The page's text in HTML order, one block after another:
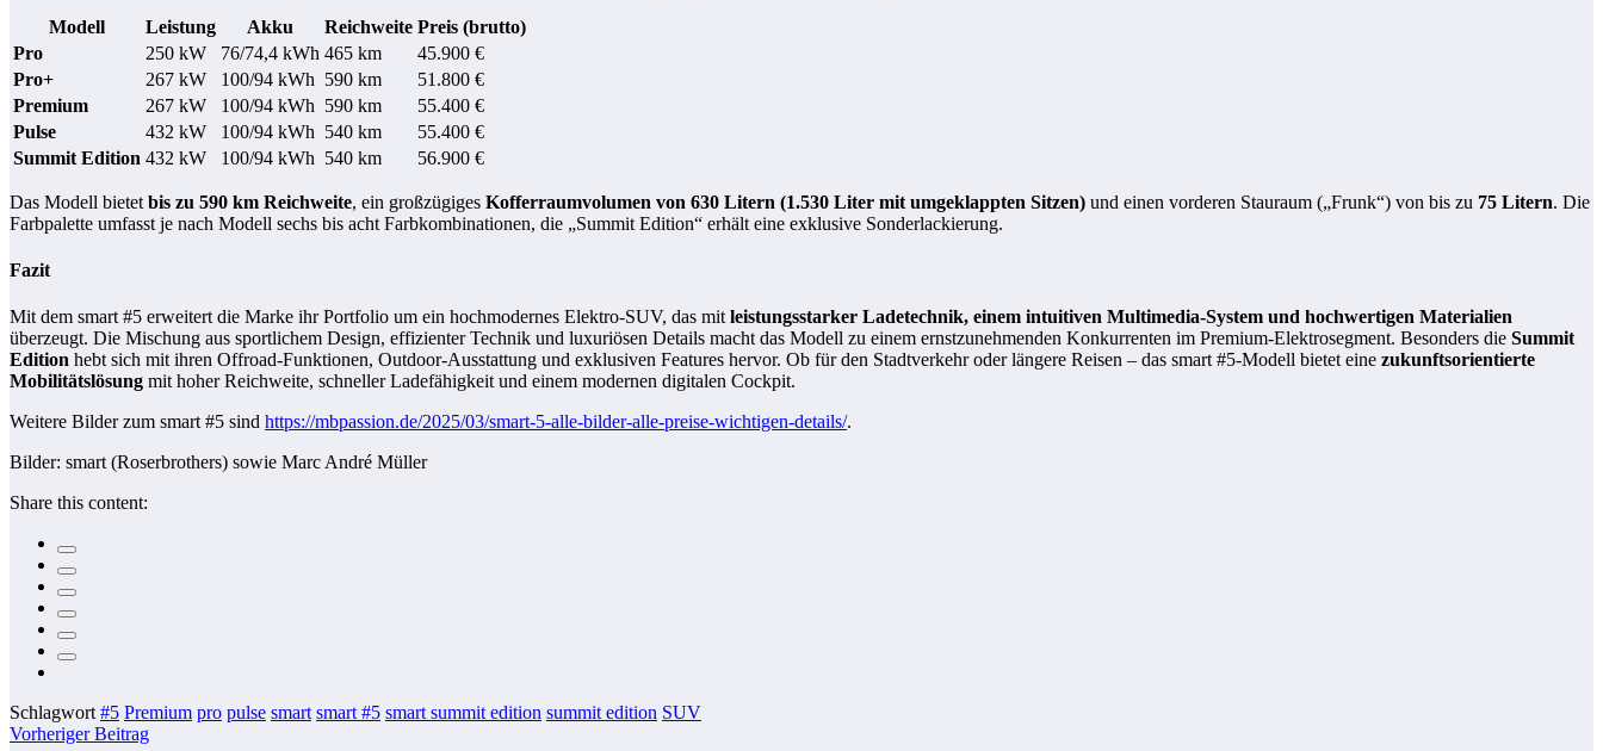
Modell Leistung Akku Reichweite Preis (brutto)
Pro
250 kW 76/74,4 kWh 465 km
45.900 €
Pro+
267 kW 100/94 kWh 590 km
51.800 €
Premium
267 kW 100/94 kWh 590 km
55.400 €
Pulse
432 kW 100/94 kWh 540 km
55.400 €
Summit Edition 432 kW 100/94 kWh 540 km 56.900 €
Das Modell bietet bis zu 590 km Reichweite, ein großzügiges Kofferraumvolumen von 630 Litern (1.530 Liter mit umgeklappten Sitzen) und einen vorderen Stauraum („Frunk“) von bis zu 75 Litern. Die
Farbpalette umfasst je nach Modell sechs bis acht Farbkombinationen, die „Summit Edition“ erhält eine exklusive Sonderlackierung.
Fazit
Mit dem smart #5 erweitert die Marke ihr Portfolio um ein hochmodernes Elektro-SUV, das mitleistungsstarker Ladetechnik, einem intuitiven Multimedia-System und hochwertigen Materialien
überzeugt. Die Mischung aus sportlichem Design, effizienter Technik und luxuriösen Details macht das Modell zu einem ernstzunehmenden Konkurrenten im Premium-Elektrosegment. Besonders die Summit
Edition hebt sich mit ihren Offroad-Funktionen, Outdoor-Ausstattung und exklusiven Features hervor. Ob für den Stadtverkehr oder längere Reisen – das smart #5-Modell bietet eine zukunftsorientierte
Mobilitätslösung mit hoher Reichweite, schneller Ladefähigkeit und einem modernen digitalen Cockpit.
Weitere Bilder zum smart #5 sind https://mbpassion.de/2025/03/smart-5-alle-bilder-alle-preise-wichtigen-details/.
Bilder: smart (Roserbrothers) sowie Marc André Müller
Share this content:
Schlagwort #5 Premium pro pulse smart smart #5 smart summit edition summit edition SUV
Vorheriger Beitrag